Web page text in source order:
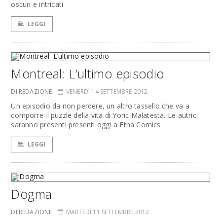
oscuri e intricati
LEGGI
Montreal: L’ultimo episodio
DI REDAZIONE VENERDÌ 14 SETTEMBRE 2012
Un episodio da non perdere, un altro tassello che va a
comporre il puzzle della vita di Yoric Malatesta. Le autrici
saranno presenti presenti oggi a Etna Comics
LEGGI
Dogma
DI REDAZIONE MARTEDÌ 11 SETTEMBRE 2012